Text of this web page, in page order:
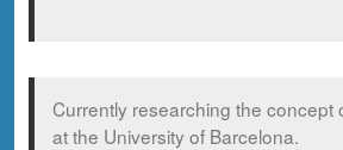
Currently researching the concept
at the University of Barcelona.